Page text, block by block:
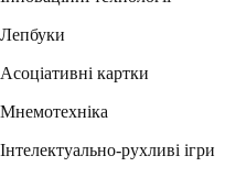
Лепбуки
Асоціативні картки
Мнемотехніка
Інтелектуально-рухливі ігри